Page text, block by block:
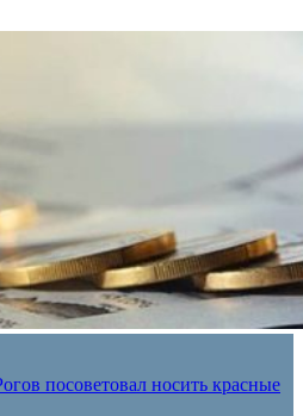
посоветовал носить красные